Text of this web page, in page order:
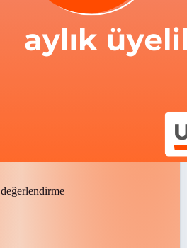
değerlendirme